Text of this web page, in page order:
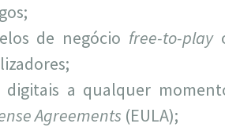
de negócio free-to-play
a qualquer
Agreements (EULA);